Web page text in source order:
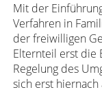
Mit der
Verfahren in
der freiwilligen
Elternteil erst die
Regelung des
sich erst